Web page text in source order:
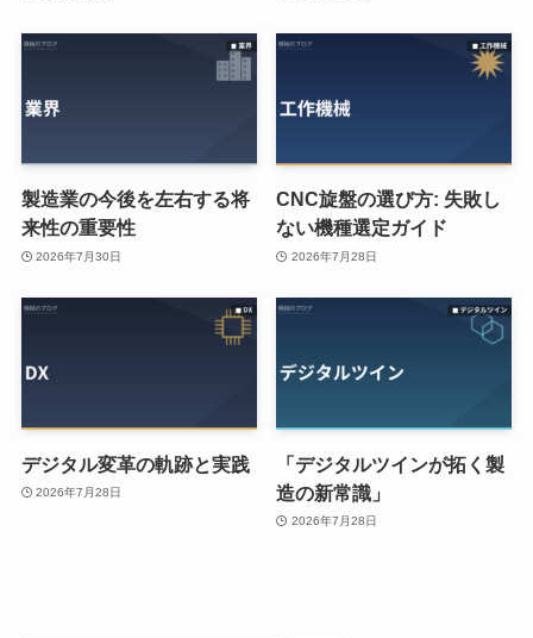
製造業の今後を左右する将
来性の重要性
2026年7月30日
CNC旋盤の選び方: 失敗し
ない機種選定ガイド
2026年7月28日
デジタル変革の軌跡と実践
2026年7月28日
「デジタルツインが拓く製
造の新常識」
2026年7月28日